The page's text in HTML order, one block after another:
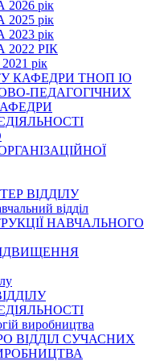
рік
рік
рік
РІК
рік
КАФЕДРИ ТНОП ІО
ПЕДАГОГІЧНИХ
ВІДДІЛУ
вiддiл
НАВЧАЛЬНОГО
виробництва
ВІДДІЛ СУЧАСНИХ